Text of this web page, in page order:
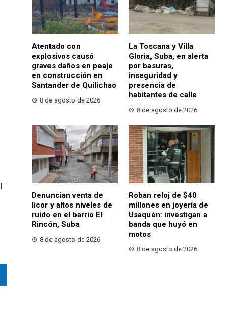
Atentado con
explosivos causó
graves daños en peaje
en construcción en
Santander de Quilichao
8 de agosto de 2026
La Toscana y Villa
Gloria, Suba, en alerta
por basuras,
inseguridad y
presencia de
habitantes de calle
8 de agosto de 2026
Denuncian venta de
licor y altos niveles de
ruido en el barrio El
Rincón, Suba
8 de agosto de 2026
Roban reloj de $40
millones en joyería de
Usaquén: investigan a
banda que huyó en
motos
8 de agosto de 2026